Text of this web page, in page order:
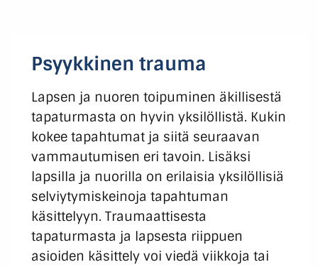
Psyykkinen trauma
Lapsen ja nuoren toipuminen äkillisestä
tapaturmasta on hyvin yksilöllistä. Kukin
kokee tapahtumat ja siitä seuraavan
vammautumisen eri tavoin. Lisäksi
lapsilla ja nuorilla on erilaisia yksilöllisiä
selviytymiskeinoja tapahtuman
käsittelyyn. Traumaattisesta
tapaturmasta ja lapsesta riippuen
asioiden käsittely voi viedä viikkoja tai